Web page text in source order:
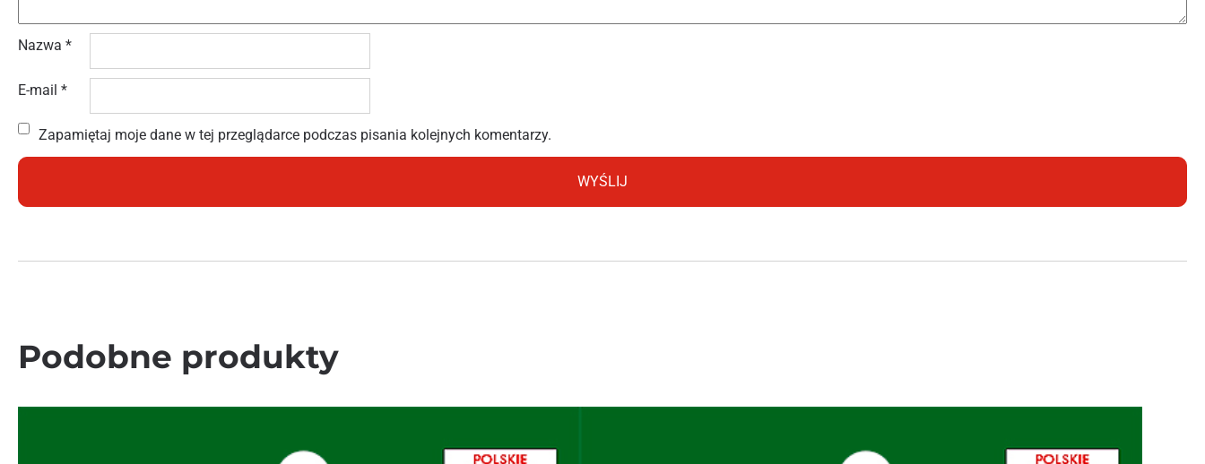
Nazwa *
E-mail *
Zapamiętaj moje dane w tej przeglądarce podczas pisania kolejnych komentarzy.
Podobne produkty